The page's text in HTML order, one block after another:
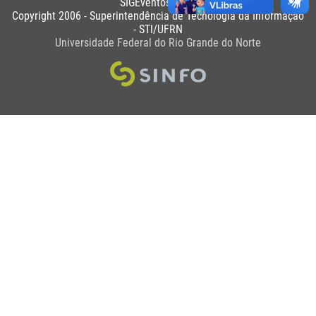
Copyright 2006 - Superintendência de Tecnologia da Informação
- STI/UFRN
Universidade Federal do Rio Grande do Norte